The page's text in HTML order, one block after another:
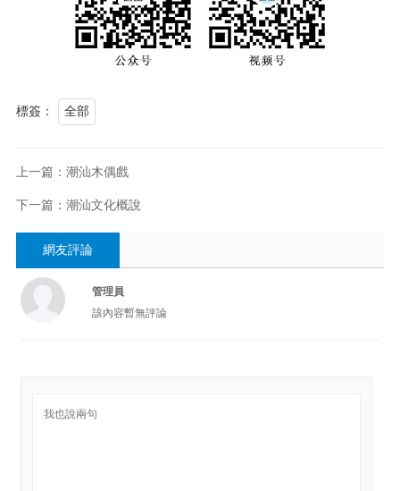
標簽： 全部
上一篇：潮汕木偶戲
下一篇：潮汕文化概說
網友評論
管理員
該內容暫無評論